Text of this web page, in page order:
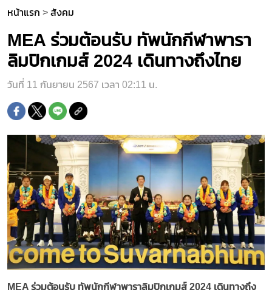
หน้าแรก > สังคม
MEA ร่วมต้อนรับ ทัพนักกีฬาพารา
ลิมปิกเกมส์ 2024 เดินทางถึงไทย
วันที่ 11 กันยายน 2567 เวลา 02:11 น.
MEA ร่วมต้อนรับ ทัพนักกีฬาพาราลิมปิกเกมส์ 2024 เดินทางถึง